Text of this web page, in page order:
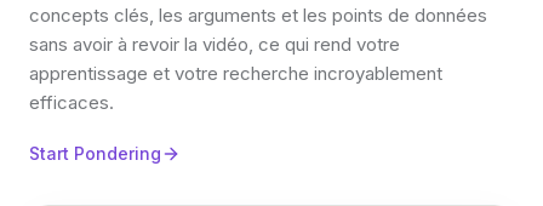
concepts clés, les arguments et les points de données
sans avoir à revoir la vidéo, ce qui rend votre
apprentissage et votre recherche incroyablement
efficaces.
Start Pondering